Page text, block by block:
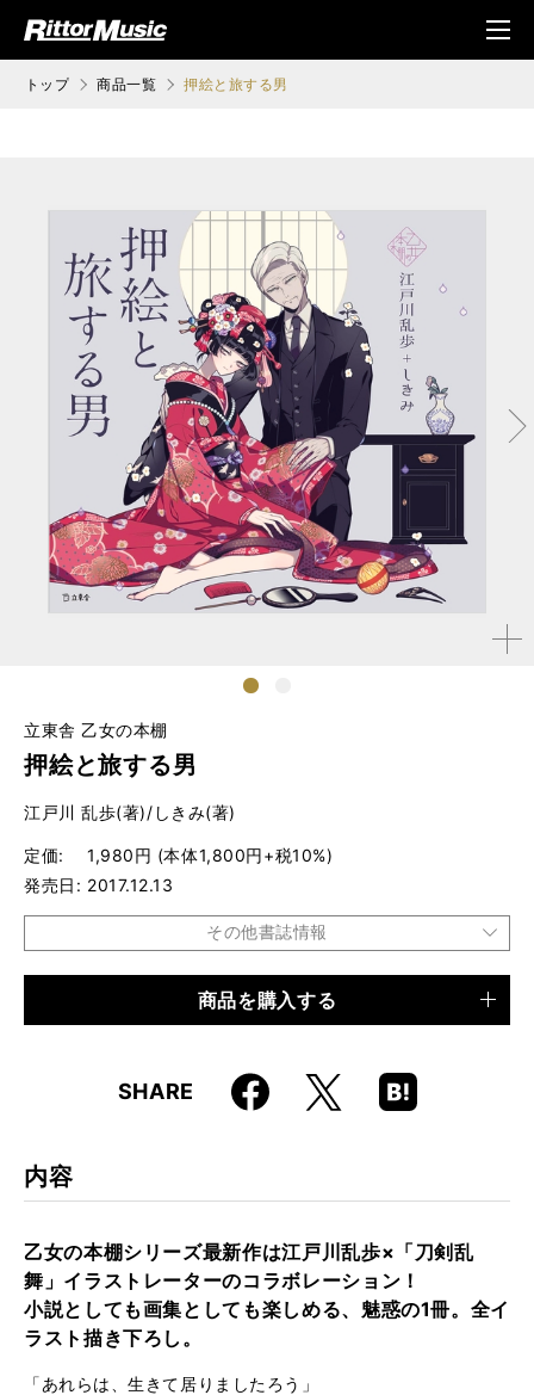
ジック (Rittor Musi
メニ
ュ
トップ 商品一覧 押絵と旅する男
拡大す
1
立東舎 乙女の本棚
押絵と旅する男
江戸川 乱歩(著)/しきみ(著)
定価
1,980円 (本体1,800円+税10%)
発売日
2017.12.13
その他書誌情報
9784845631360
商品を購入する
SHARE Faceboo
k
X
Hatena
Boo
内容
乙女の本棚シリーズ最新作は江戸川乱歩×「刀剣乱
舞」イラストレーターのコラボレーション！
小説としても画集としても楽しめる、魅惑の1冊。全イ
ラスト描き下ろし。
「あれらは、生きて居りましたろう」